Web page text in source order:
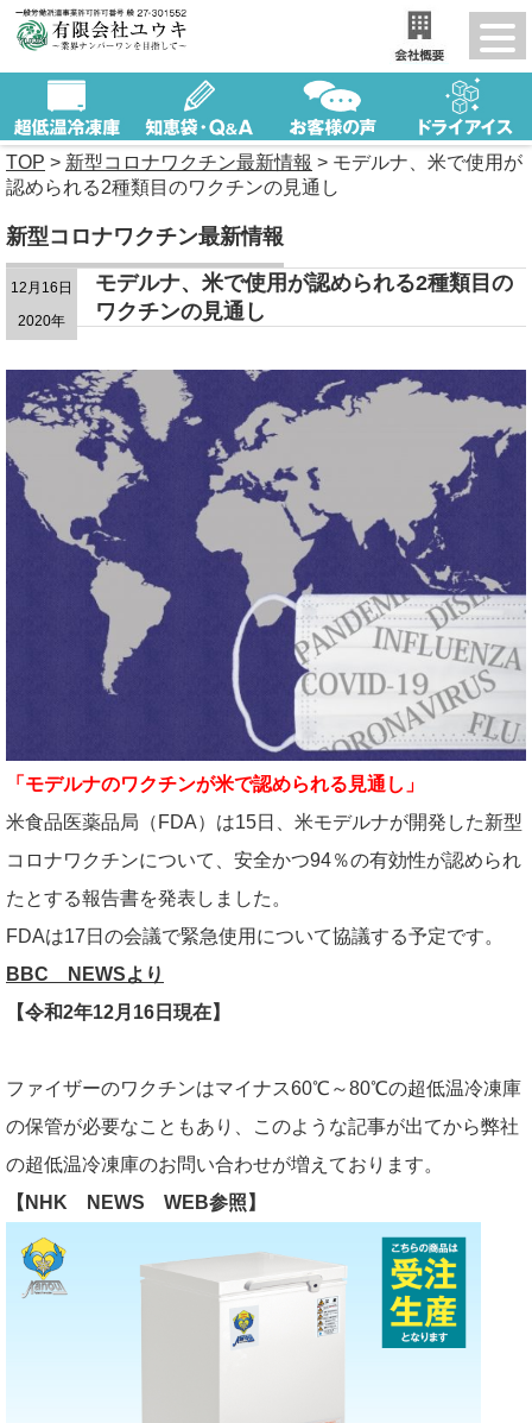
TOP > 新型コロナワクチン最新情報 > モデルナ、米で使用が
認められる2種類目のワクチンの見通し
新型コロナワクチン最新情報
12月16日
2020年
モデルナ、米で使用が認められる2種類目の
ワクチンの見通し
「モデルナのワクチンが米で認められる見通し」
米食品医薬品局（FDA）は15日、米モデルナが開発した新型
コロナワクチンについて、安全かつ94％の有効性が認められ
たとする報告書を発表しました。
FDAは17日の会議で緊急使用について協議する予定です。
BBC NEWSより
【令和2年12月16日現在】
ファイザーのワクチンはマイナス60℃～80℃の超低温冷凍庫
の保管が必要なこともあり、このような記事が出てから弊社
の超低温冷凍庫のお問い合わせが増えております。
【NHK NEWS WEB参照】